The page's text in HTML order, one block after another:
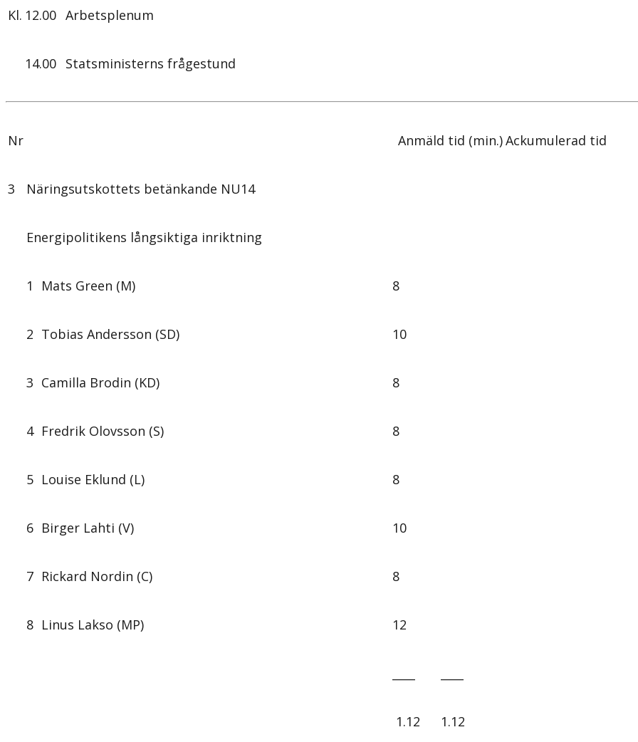
Kl. 12.00 Arbetsplenum
14.00 Statsministerns frågestund
Nr Anmäld tid (min.)Ackumulerad tid
3 Näringsutskottets betänkande NU14
Energipolitikens långsiktiga inriktning
1 Mats Green (M) 8
2 Tobias Andersson (SD) 10
3 Camilla Brodin (KD) 8
4 Fredrik Olovsson (S) 8
5 Louise Eklund (L) 8
6 Birger Lahti (V) 10
7 Rickard Nordin (C) 8
8 Linus Lakso (MP) 12
1.12 1.12